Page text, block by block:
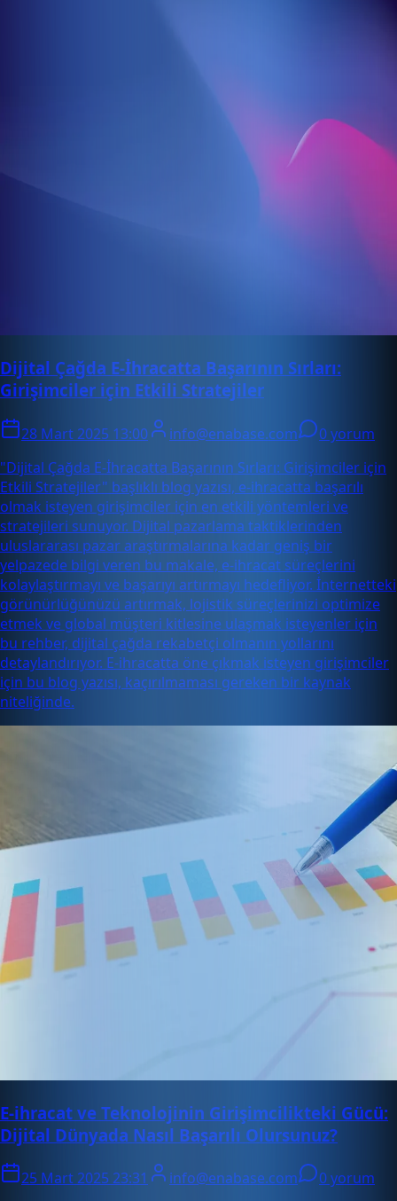
Dijital Çağda E-İhracatta Başarının Sırları:
Girişimciler için Etkili Stratejiler
28 Mart 2025 13:00 info@enabase.com
0 yorum
"Dijital Çağda E-İhracatta Başarının Sırları: Girişimciler için
Etkili Stratejiler" başlıklı blog yazısı, e-ihracatta başarılı
olmak isteyen girişimciler için en etkili yöntemleri ve
stratejileri sunuyor. Dijital pazarlama taktiklerinden
uluslararası pazar araştırmalarına kadar geniş bir
yelpazede bilgi veren bu makale, e-ihracat süreçlerini
kolaylaştırmayı ve başarıyı artırmayı hedefliyor. İnternetteki
görünürlüğünüzü artırmak, lojistik süreçlerinizi optimize
etmek ve global müşteri kitlesine ulaşmak isteyenler için
bu rehber, dijital çağda rekabetçi olmanın yollarını
detaylandırıyor. E-ihracatta öne çıkmak isteyen girişimciler
için bu blog yazısı, kaçırılmaması gereken bir kaynak
niteliğinde.
E-ihracat ve Teknolojinin Girişimcilikteki Gücü:
Dijital Dünyada Nasıl Başarılı Olursunuz?
25 Mart 2025 23:31 info@enabase.com
0 yorum